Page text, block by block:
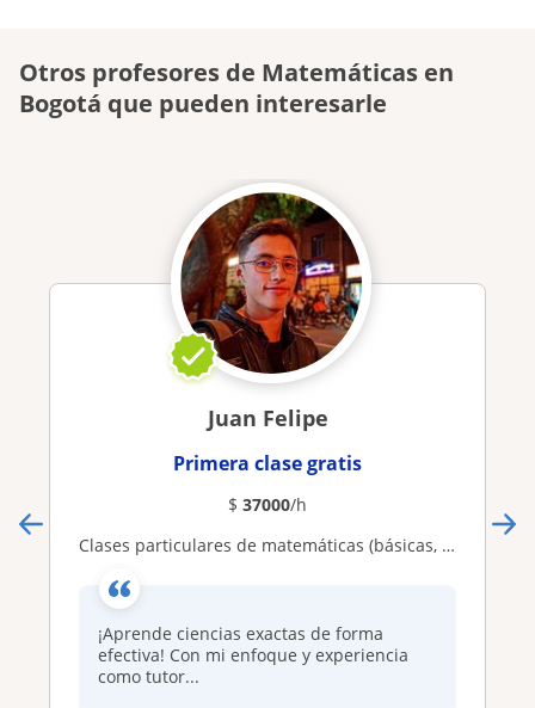
Otros profesores de Matemáticas en
Bogotá que pueden interesarle
Juan Felipe
Primera clase gratis
$ 37000/h
Clases particulares de matemáticas (básicas, cálculo diferencial, integral) álgebra lineal, geometría, estadística
¡Aprende ciencias exactas de forma
efectiva! Con mi enfoque y experiencia
como tutor...